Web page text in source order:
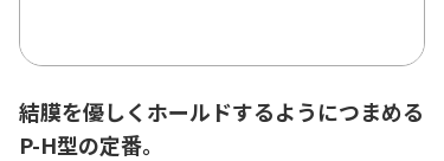
結膜を優しくホールドするようにつまめる
P-H型の定番。